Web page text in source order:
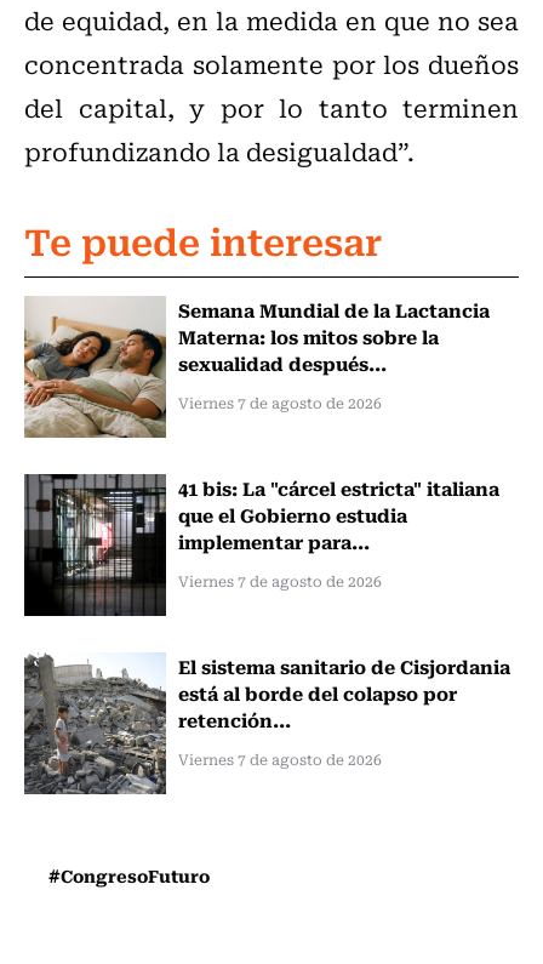
de equidad, en la medida en que no sea
concentrada solamente por los dueños
del capital, y por lo tanto terminen
profundizando la desigualdad”.
Te puede interesar
Semana Mundial de la Lactancia
Materna: los mitos sobre la
sexualidad después...
Viernes 7 de agosto de 2026
41 bis: La "cárcel estricta" italiana
que el Gobierno estudia
implementar para...
Viernes 7 de agosto de 2026
El sistema sanitario de Cisjordania
está al borde del colapso por
retención...
Viernes 7 de agosto de 2026
#CongresoFuturo